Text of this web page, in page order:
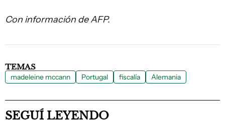
Con información de AFP.
TEMAS
madeleine mccann Portugal fiscalía Alemania
SEGUÍ LEYENDO